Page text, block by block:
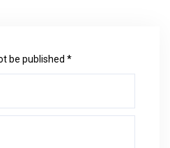
be published *